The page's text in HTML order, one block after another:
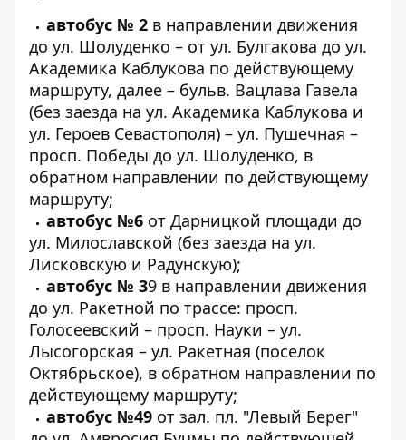
автобус № 2 в направлении движения
до ул. Шолуденко – от ул. Булгакова до ул.
Академика Каблукова по действующему
маршруту, далее – бульв. Вацлава Гавела
(без заезда на ул. Академика Каблукова и
ул. Героев Севастополя) – ул. Пушечная –
просп. Победы до ул. Шолуденко, в
обратном направлении по действующему
маршруту;
автобус №6 от Дарницкой площади до
ул. Милославской (без заезда на ул.
Лисковскую и Радунскую);
автобус № 39 в направлении движения
до ул. Ракетной по трассе: просп.
Голосеевский – просп. Науки – ул.
Лысогорская – ул. Ракетная (поселок
Октябрьское), в обратном направлении по
действующему маршруту;
автобус №49 от зал. пл. "Левый Берег"